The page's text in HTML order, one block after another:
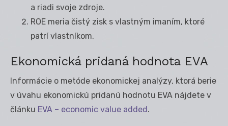
a riadi svoje zdroje.
ROE meria čistý zisk s vlastným imaním, ktoré
patrí vlastníkom.
Ekonomická pridaná hodnota EVA
Informácie o metóde ekonomickej analýzy, ktorá berie
v úvahu ekonomickú pridanú hodnotu EVA nájdete v
článku EVA – economic value added.